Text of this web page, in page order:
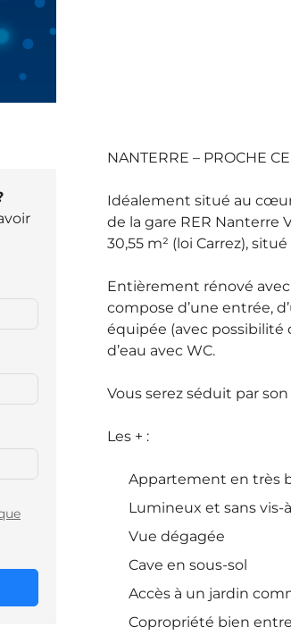
NANTERRE – PROCHE
Idéalement situé au
de la gare RER Nanterre
30,55 m² (loi Carrez),
Entièrement rénové
compose d’une entrée,
équipée (avec possibilité
d’eau avec WC.
Vous serez séduit par
Les + :
Appartement en très
Lumineux et sans vis-
Vue dégagée
Cave en sous-sol
Accès à un jardin
Copropriété bien